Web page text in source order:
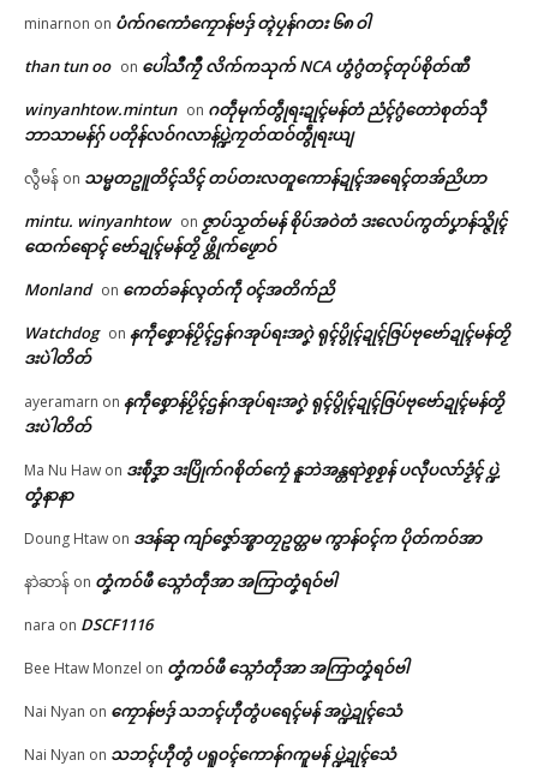
minarnon on ပံက်ဂကောံကၠောန်ဗဒှ် တ္ၚဲပၠန်ဂတး ၆၈ ဝါ
than tun oo on ပေါဲသဳကၠဳ လိက်ကသုက် NCA ဟွံဂွံတၚ်တုပ်စိုတ်ဏီ
winyanhtow.mintun on ဂတဵုမုက်တွဵုရးဍုၚ်မန်တံ ညံၚ်ဂွံတောဲစုတ်သီု
ဘာသာမန်ဂှ် ပတိုန်လဝ်ဂလာန်ပ္ဍဲကၠတ်ထဝ်တွဵုရးယျ
လွီမန် on သမ္မတဥူတိၚ်သိၚ် တပ်တးလတူကောန်ဍုၚ်အရေၚ်တအ်ညိဟာ
mintu. winyanhtow on ဇၟာပ်သၟတ်မန် စိုပ်အဝဲတံ ဒးလေပ်ကွတ်ပၞာန်သ္ဇိုၚ်
ထေက်ရောၚ် ဗော်ဍုၚ်မန်တၟိ ဖ္တိုက်ဖၟောဝ်
Monland on ကေတ်ခန်လ္ၚတ်ကဵု ၀ၚ်အတိက်ညိ
Watchdog on နကဵုစၞောန်ပၟိၚ်ဌန်ဂအုပ်ရးအဂၞဲ ရုၚ်ပွိုၚ်ဍုၚ်ဇြပ်ဗုဗော်ဍုၚ်မန်တၟိ
ဒးပဲါတိတ်
ayeramarn on နကဵုစၞောန်ပၟိၚ်ဌန်ဂအုပ်ရးအဂၞဲ ရုၚ်ပွိုၚ်ဍုၚ်ဇြပ်ဗုဗော်ဍုၚ်မန်တၟိ
ဒးပဲါတိတ်
Ma Nu Haw on ဒးစဵုဒၞာ ဒးပြိုက်ဂစိုတ်ကၠေံ နူဘဲအန္တရာဲစၟစၟန် ပလီုပလာ်ဒၟံၚ် ပ္ဍဲ
တၞံနာနာ
Doung Htaw on ဒဒန်ဆု ကျာ်ဇၞော်အ္စာတၠဥတ္တမ ကွာန်ဝၚ်က ပိုတ်ကဝ်အာ
နာဲဆာန် on တၞံကဝ်ဖီ သ္ဂောံတဵုအာ အကြာတၞံရဝ်ဗါ
nara on DSCF1116
Bee Htaw Monzel on တၞံကဝ်ဖီ သ္ဂောံတဵုအာ အကြာတၞံရဝ်ဗါ
Nai Nyan on ကၠောန်ဗဒှ် သဘၚ်ဟီုတွံပရေၚ်မန် အပ္ဍဲဍုၚ်သေံ
Nai Nyan on သဘၚ်ဟီုတွံ ပရူဝၚ်ကောန်ဂကူမန် ပ္ဍဲဍုၚ်သေံ